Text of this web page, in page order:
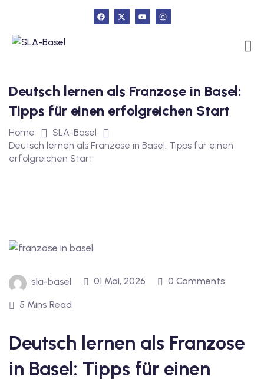
Französisch
Deutsch lernen als Franzose in Basel:
Tipps für einen erfolgreichen Start
Home
SLA-Basel
Deutsch lernen als Franzose in Basel: Tipps für einen
erfolgreichen Start
sla-basel 01 Mai, 2026 0 Comments
5 Mins Read
Deutsch lernen als Franzose
in Basel: Tipps für einen